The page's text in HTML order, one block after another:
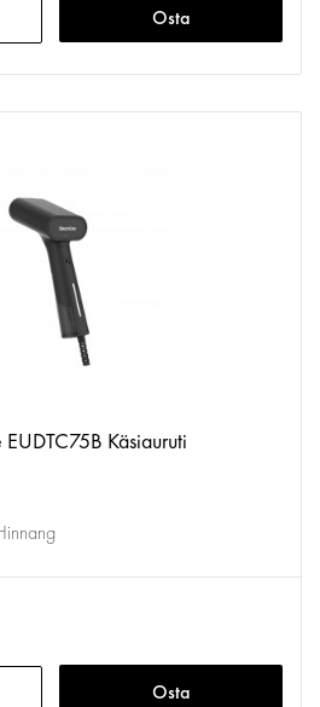
Osta
Käsiauruti
Osta